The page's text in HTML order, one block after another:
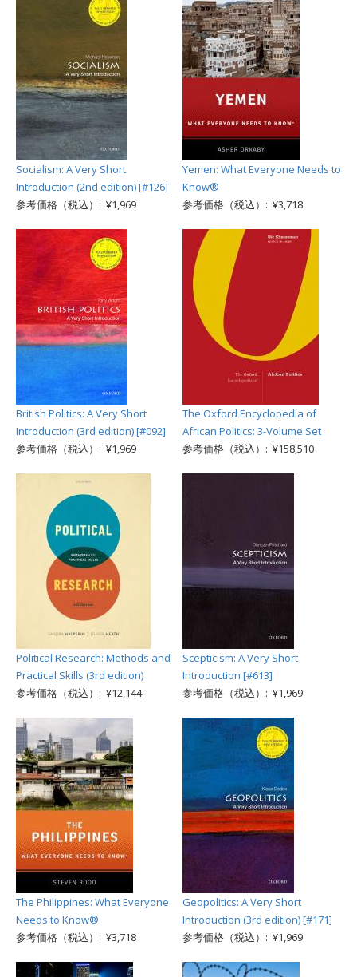
Socialism: A Very Short
Introduction (2nd edition) [#126]
参考価格（税込）: ¥1,969
Yemen: What Everyone Needs to
Know®
参考価格（税込）: ¥3,718
British Politics: A Very Short
Introduction (3rd edition) [#092]
参考価格（税込）: ¥1,969
The Oxford Encyclopedia of
African Politics: 3-Volume Set
参考価格（税込）: ¥158,510
Political Research: Methods and
Practical Skills (3rd edition)
参考価格（税込）: ¥12,144
Scepticism: A Very Short
Introduction [#613]
参考価格（税込）: ¥1,969
The Philippines: What Everyone
Needs to Know®
参考価格（税込）: ¥3,718
Geopolitics: A Very Short
Introduction (3rd edition) [#171]
参考価格（税込）: ¥1,969